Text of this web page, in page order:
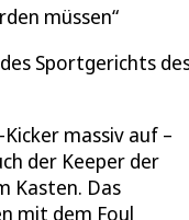
müssen
Sportgerichts
massiv auf –
der Keeper der
Kasten. Das
mit dem Foul